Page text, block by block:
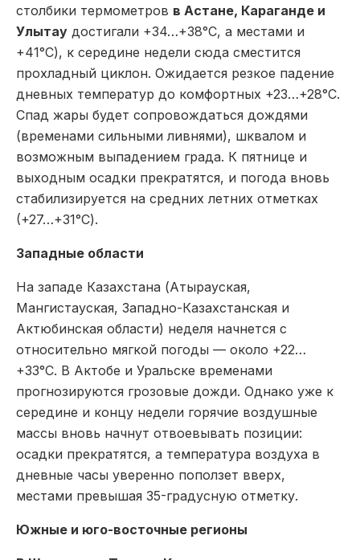
столбики термометров в Астане, Караганде и
Улытау достигали +34…+38°C, а местами и
+41°C), к середине недели сюда сместится
прохладный циклон. Ожидается резкое падение
дневных температур до комфортных +23…+28°C.
Спад жары будет сопровождаться дождями
(временами сильными ливнями), шквалом и
возможным выпадением града. К пятнице и
выходным осадки прекратятся, и погода вновь
стабилизируется на средних летних отметках
(+27…+31°C).
Западные области
На западе Казахстана (Атырауская,
Мангистауская, Западно-Казахстанская и
Актюбинская области) неделя начнется с
относительно мягкой погоды — около +22…
+33°C. В Актобе и Уральске временами
прогнозируются грозовые дожди. Однако уже к
середине и концу недели горячие воздушные
массы вновь начнут отвоевывать позиции:
осадки прекратятся, а температура воздуха в
дневные часы уверенно поползет вверх,
местами превышая 35-градусную отметку.
Южные и юго-восточные регионы